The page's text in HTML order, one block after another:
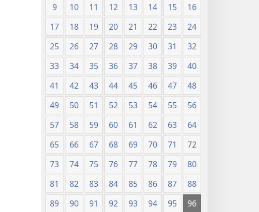
9
10 11 12 13 14 15
16
17
18 19 20 21 22 23
24
25
26 27 28 29 30 31
32
33
34 35 36 37 38 39
40
41
42 43 44 45 46 47
48
49
50 51 52 53 54 55
56
57
58 59 60 61 62 63
64
65
66 67 68 69 70 71
72
73
74 75 76 77 78 79
80
81
82 83 84 85 86 87
88
89
90 91 92 93 94 95
96